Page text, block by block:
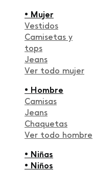
• Mujer
Vestidos
Camisetas y
tops
Jeans
Ver todo mujer
• Hombre
Camisas
Jeans
Chaquetas
Ver todo hombre
• Niñas
• Niños